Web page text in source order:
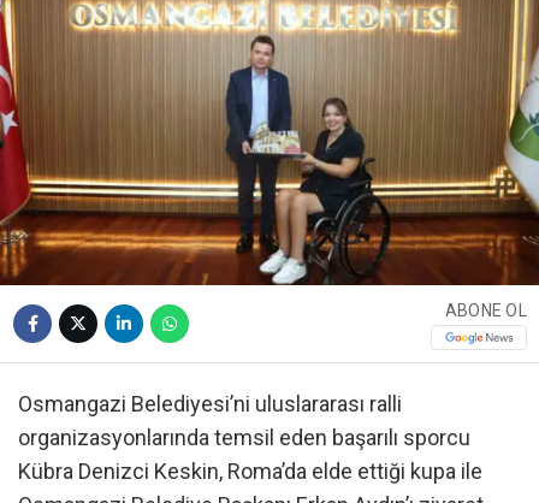
ABONE OL
Osmangazi Belediyesi’ni uluslararası ralli
organizasyonlarında temsil eden başarılı sporcu
Kübra Denizci Keskin, Roma’da elde ettiği kupa ile